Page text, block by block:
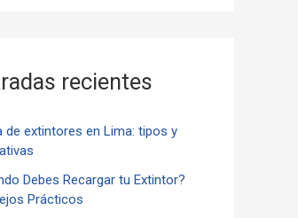
recientes
de extintores en Lima: tipos y
Debes Recargar tu Extintor?
Prácticos